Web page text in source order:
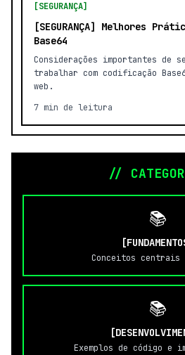
[SEGURANÇA]
[SEGURANÇA] Melhores
Base64
Considerações importantes de
trabalhar com codificação
web.
7 min de leitura
//
📚
Conceitos
📚
Exemplos de código e